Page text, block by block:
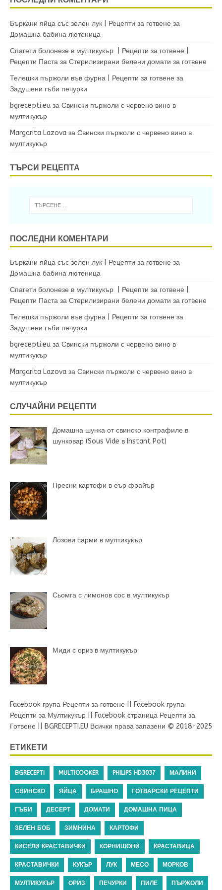
Бъркани яйца със зелен лук | Рецепти за готвене за
Домашна бабина лютеница
Спагети болонезе в мултикукър | Рецепти за готвене |
Рецепти Паста за Стерилизирани белени домати за готвене
Телешки пържоли във фурна | Рецепти за готвене за
Задушени гъби печурки
bgrecepti.eu за Свински пържоли с червено вино в
мултикукър
Margarita Lazova за Свински пържоли с червено вино в
мултикукър
ТЪРСИ РЕЦЕПТА
ПОСЛЕДНИ КОМЕНТАРИ
Бъркани яйца със зелен лук | Рецепти за готвене за
Домашна бабина лютеница
Спагети болонезе в мултикукър | Рецепти за готвене |
Рецепти Паста за Стерилизирани белени домати за готвене
Телешки пържоли във фурна | Рецепти за готвене за
Задушени гъби печурки
bgrecepti.eu за Свински пържоли с червено вино в
мултикукър
Margarita Lazova за Свински пържоли с червено вино в
мултикукър
СЛУЧАЙНИ РЕЦЕПТИ
Домашна шунка от свинско контрафиле в
шунковар (Sous Vide в Instant Pot)
Пресни картофи в еър фрайър
Лозови сарми в мултикукър
Сьомга с лимонов сос в мултикукър
Миди с ориз в мултикукър
Facebook група Рецепти за готвене
Facebook група
Рецепти за Мултикукър
Facebook страница Рецепти за
Готвене
BGRECEPTI.EU Всички права запазени © 2018-2025
ЕТИКЕТИ
BGRECEPTI MULTICOOKER PHILIPS HD3037 МАЛИНИ
СВИНСКО ЯЙЦА БРАШНО ГОТВАРСКИ РЕЦЕПТИ
ГЪБИ ДЕСЕРТ ДОМАТИ ДОМАШНА ПИЦА
ЗЕЛЕН БОБ ЗИМНИНА КАРТОФИ
КИСЕЛИ КРАСТАВИЧКИ КОРНИШОНИ КРАСТАВИЦА
КРАСТАВИЧКИ КУКЪР ЛУК МЕСО МОРКОВ
МУЛТИКУКЪР ОРИЗ ПЕЧУРКИ ПИЛЕ ПЪРЖОЛИ